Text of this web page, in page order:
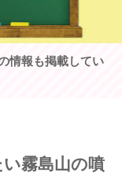
情報も掲載してい
霧島山の噴